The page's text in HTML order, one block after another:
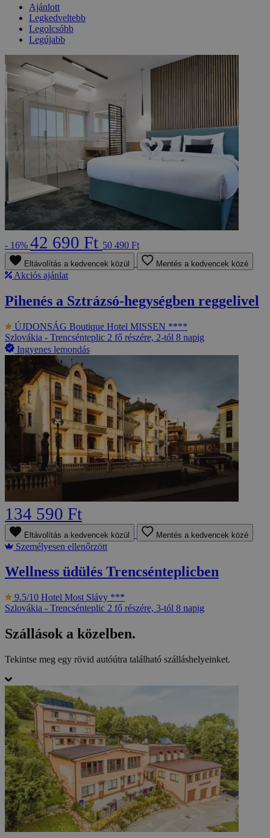
Ajánlott
Legkedveltebb
Legolcsóbb
Legújabb
- 16% 42 690 Ft 50 490 Ft
Eltávolítás a kedvencek közül Mentés a kedvencek közé
Akciós ajánlat
Pihenés a Sztrázsó-hegységben reggelivel
ÚJDONSÁG Boutique Hotel MISSEN ****
Szlovákia - Trencsénteplic 2 fő részére, 2-tól 8 napig
Ingyenes lemondás
134 590 Ft
Eltávolítás a kedvencek közül Mentés a kedvencek közé
Személyesen ellenőrzött
Wellness üdülés Trencsénteplicben
9.5/10 Hotel Most Slávy ***
Szlovákia - Trencsénteplic 2 fő részére, 3-tól 8 napig
Szállások a közelben.
Tekintse meg egy rövid autóútra található szálláshelyeinket.